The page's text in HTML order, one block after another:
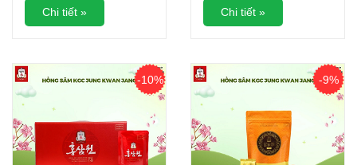
Chi tiết » Chi tiết »
-10% -9%